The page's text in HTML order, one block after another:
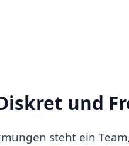
und
steht ein